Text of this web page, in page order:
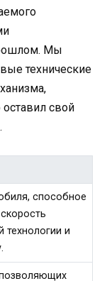
Мы
технические
свой
способное
технологии и